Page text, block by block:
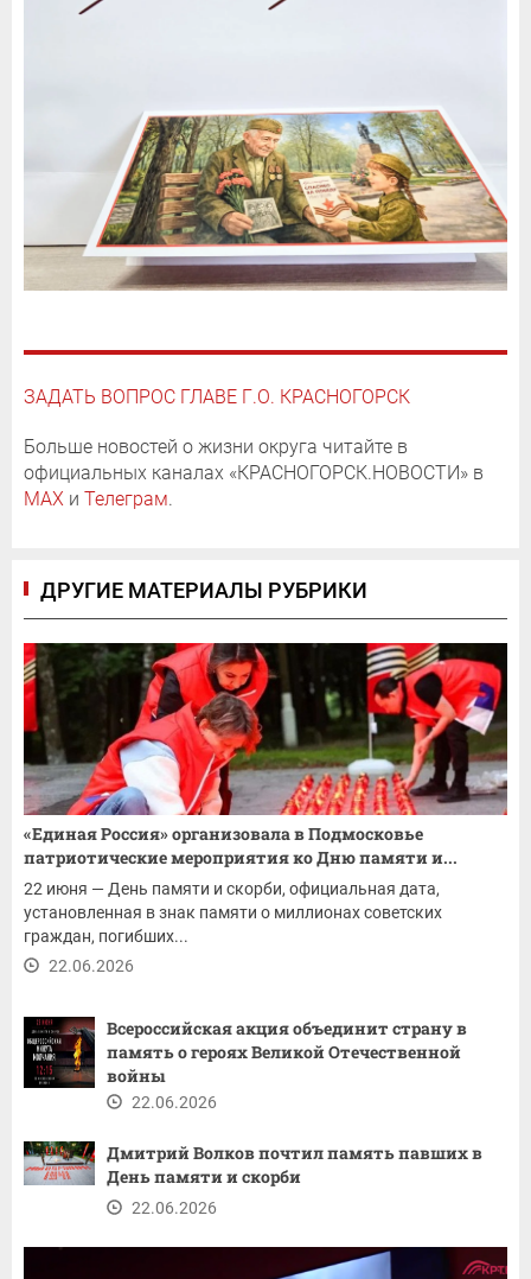
ЗАДАТЬ ВОПРОС ГЛАВЕ Г.О. КРАСНОГОРСК
Больше новостей о жизни округа читайте в
официальных каналах «КРАСНОГОРСК.НОВОСТИ» в
MAX и Телеграм.
ДРУГИЕ МАТЕРИАЛЫ РУБРИКИ
«Единая Россия» организовала в Подмосковье
патриотические мероприятия ко Дню памяти и...
22 июня — День памяти и скорби, официальная дата,
установленная в знак памяти о миллионах советских
граждан, погибших...
22.06.2026
Всероссийская акция объединит страну в
память о героях Великой Отечественной
войны
22.06.2026
Дмитрий Волков почтил память павших в
День памяти и скорби
22.06.2026